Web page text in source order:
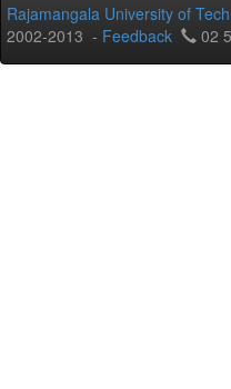
Rajamangala University of
2002-2013 - Feedback 02